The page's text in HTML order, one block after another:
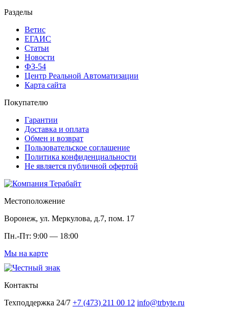
Разделы
Ветис
ЕГАИС
Статьи
Новости
ФЗ-54
Центр Реальной Автоматизации
Карта сайта
Покупателю
Гарантии
Доставка и оплата
Обмен и возврат
Пользовательское соглашение
Политика конфиденциальности
Не является публичной офертой
Местоположение
Воронеж, ул. Меркулова, д.7, пом. 17
Пн.-Пт: 9:00 — 18:00
Мы на карте
Контакты
Техподдержка 24/7 +7 (473) 211 00 12 info@trbyte.ru